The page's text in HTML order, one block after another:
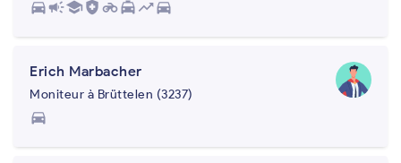
directions_carcampaignschool health_and_safety motorcyclelocal_taxi trending_updirections_car
Erich Marbacher
Moniteur à Brüttelen (3237)
directions_car